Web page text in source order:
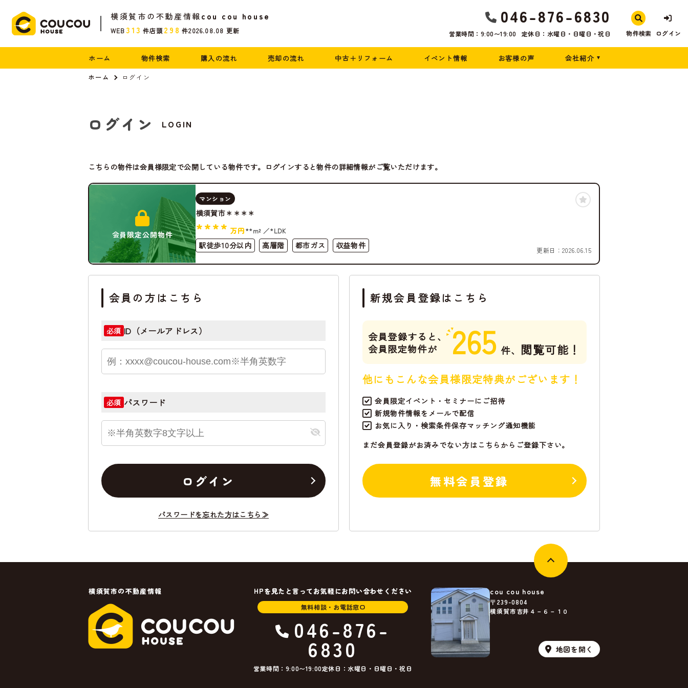
横須賀市の不動産情報 cou cou house
WEB 313 件店頭298 件2026.08.08 更新
046-876-6830
営業時間：9:00〜19:00 定休日：水曜日・日曜日・祝日 物件検索 ログイン
ホーム 物件検索 購入の流れ 売却の流れ 中古＋リフォーム イベント情報 お客様の声 会社紹介
ホーム ログイン
ログイン LOGIN
こちらの物件は会員様限定で公開している物件です。ログインすると物件の詳細情報がご覧いただけます。
会員限定公開物件
マンション
横須賀市＊＊＊＊
**** 万円**m² *LDK
駅徒歩10分以内 高層階 都市ガス 収益物件 更新日： 2026.06.15
会員の方はこちら
必須 ID（メールアドレス）
必須 パスワード
ログイン
パスワードを忘れた方はこちら≫
新規会員登録はこちら
会員登録すると、
会員限定物件が
265 件、 閲覧可能！
他にもこんな会員様限定特典がございます！
会員限定イベント・セミナーにご招待
新規物件情報をメールで配信
お気に入り・検索条件保存マッチング通知機能
まだ会員登録がお済みでない方はこちらからご登録下さい。
無料会員登録
横須賀市の不動産情報 HPを見たと言ってお気軽にお問い合わせください
無料相談・お電話窓口
046-876-
6830
営業時間：9:00〜19:00定休日：水曜日・日曜日・祝日
cou cou house
〒239-0804
横須賀市吉井４－６－１０
地図を 開く